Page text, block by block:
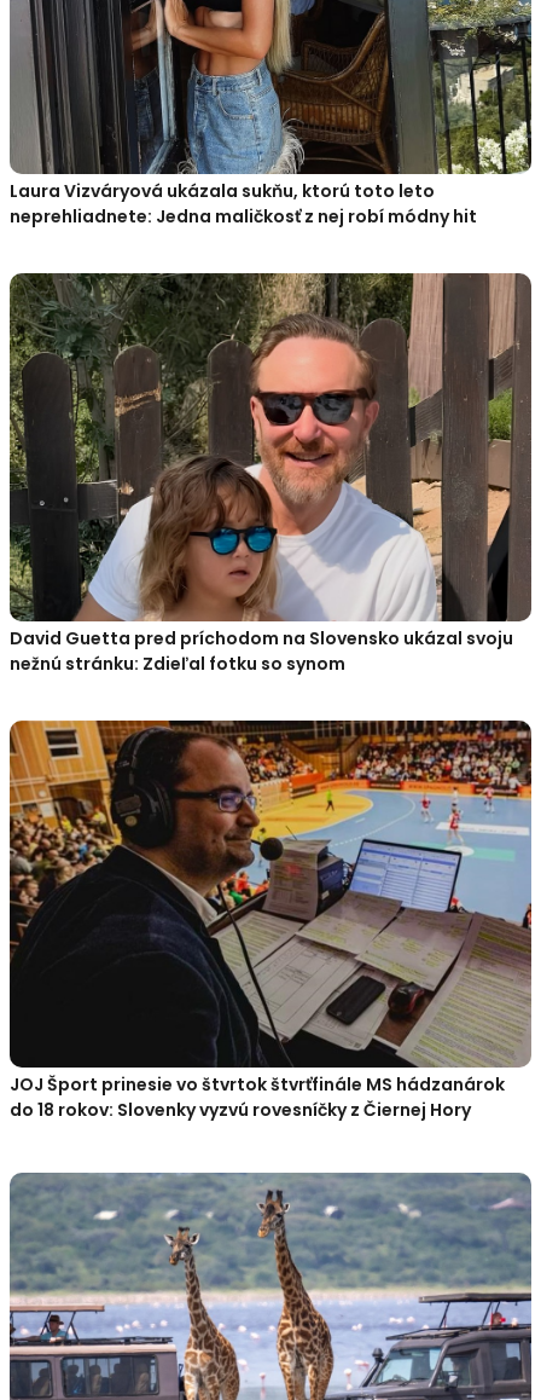
Laura Vizváryová ukázala sukňu, ktorú toto leto
neprehliadnete: Jedna maličkosť z nej robí módny hit
David Guetta pred príchodom na Slovensko ukázal svoju
nežnú stránku: Zdieľal fotku so synom
JOJ Šport prinesie vo štvrtok štvrťfinále MS hádzanárok
do 18 rokov: Slovenky vyzvú rovesníčky z Čiernej Hory